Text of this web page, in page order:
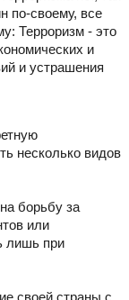
по-своему, все
Терроризм - это
и
и устрашения
несколько видов
борьбу за
или
лишь при
своей страны с